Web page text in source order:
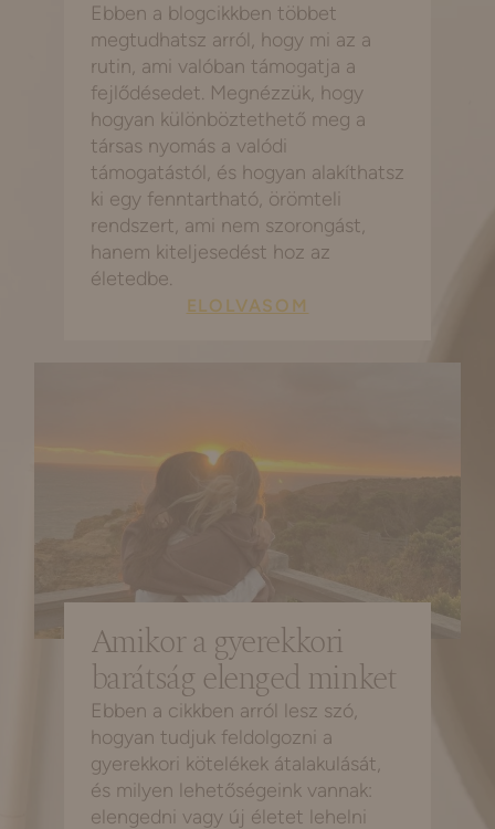
Ebben a blogcikkben többet
megtudhatsz arról, hogy mi az a
rutin, ami valóban támogatja a
fejlődésedet. Megnézzük, hogy
hogyan különböztethető meg a
társas nyomás a valódi
támogatástól, és hogyan alakíthatsz
ki egy fenntartható, örömteli
rendszert, ami nem szorongást,
hanem kiteljesedést hoz az
életedbe.
ELOLVASOM
Amikor a gyerekkori
barátság elenged minket
Ebben a cikkben arról lesz szó,
hogyan tudjuk feldolgozni a
gyerekkori kötelékek átalakulását,
és milyen lehetőségeink vannak:
elengedni vagy új életet lehelni